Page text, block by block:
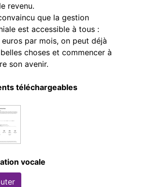
revenu.
que la gestion
est accessible à tous :
par mois, on peut déjà
choses et commencer à
son avenir.
téléchargeables
vocale